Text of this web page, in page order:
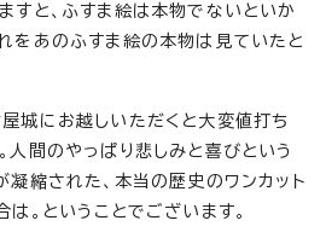
すと、ふすま絵は本物でないといか
をあのふすま絵の本物は見ていたと
城にお越しいただくと大変値打ち
人間のやっぱり悲しみと喜びという
凝縮された、本当の歴史のワンカット
。ということでございます。